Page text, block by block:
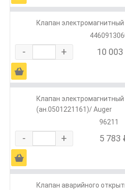
Клапан
- + 10
Ä
Клапан
(ан.0501221161)/ Auger
96211
- + 5 783
Ä
Клапан аварийного